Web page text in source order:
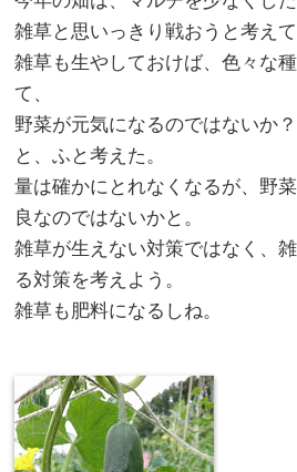
雑草と思いっきり戦おうと考えて
雑草も生やしておけば、色々な
て、
野菜が元気になるのではないか？
と、ふと考えた。
量は確かにとれなくなるが、野
良なのではないかと。
雑草が生えない対策ではなく、
る対策を考えよう。
雑草も肥料になるしね。